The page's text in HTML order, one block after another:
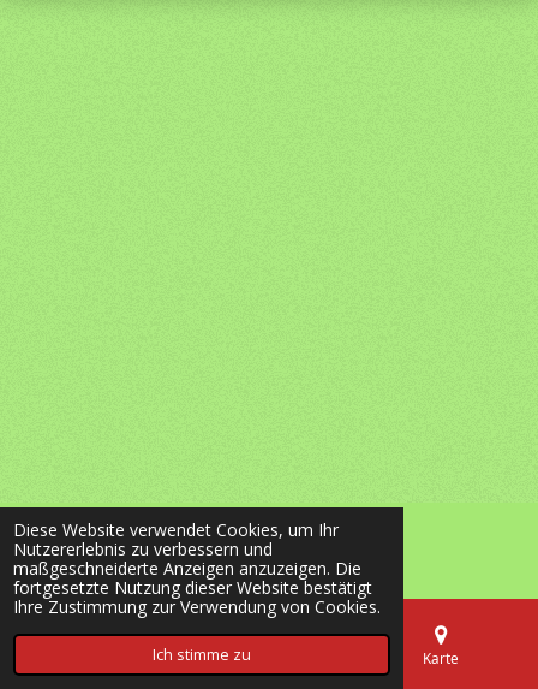
Diese Website verwendet Cookies, um Ihr
Nutzererlebnis zu verbessern und
maßgeschneiderte Anzeigen anzuzeigen. Die
fortgesetzte Nutzung dieser Website bestätigt
Ihre Zustimmung zur Verwendung von Cookies.
Ich stimme zu
© 2020 - 2026 most-wanted-shop24.de
Mit Unterstützung von Webador
Telefon Karte